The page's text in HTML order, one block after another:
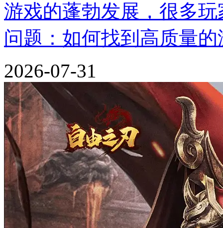
游戏的蓬勃发展，很多
问题：如何找到高质量
2026-07-31